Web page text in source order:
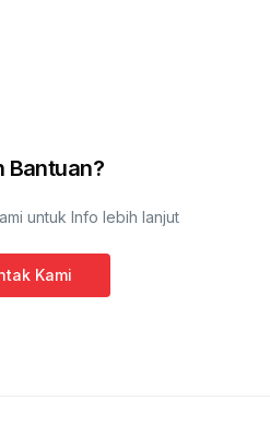
Bantuan?
untuk Info lebih lanjut
Kami